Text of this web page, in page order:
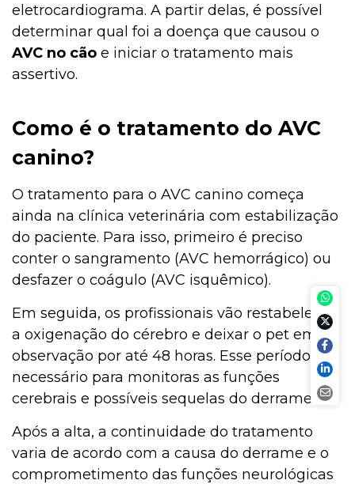
eletrocardiograma. A partir delas, é possível
determinar qual foi a doença que causou o
AVC no cão e iniciar o tratamento mais
assertivo.
Como é o tratamento do AVC
canino?
O tratamento para o AVC canino começa
ainda na clínica veterinária com estabilização
do paciente. Para isso, primeiro é preciso
conter o sangramento (AVC hemorrágico) ou
desfazer o coágulo (AVC isquêmico).
Em seguida, os profissionais vão restabelecer
a oxigenação do cérebro e deixar o pet em
observação por até 48 horas. Esse período é
necessário para monitoras as funções
cerebrais e possíveis sequelas do derrame.
Após a alta, a continuidade do tratamento
varia de acordo com a causa do derrame e o
comprometimento das funções neurológicas